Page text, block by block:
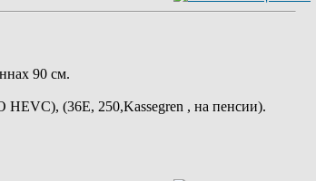
90 см.
(36E, 250,Kassegren , на пенсии).